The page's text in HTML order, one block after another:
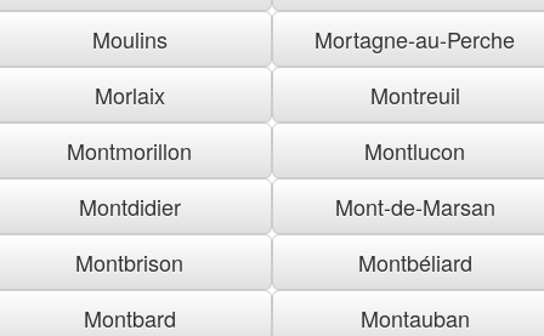
Moulins
Mortagne-au-Perche
Morlaix
Montreuil
Montmorillon
Montlucon
Montdidier
Mont-de-Marsan
Montbrison
Montbéliard
Montbard
Montauban